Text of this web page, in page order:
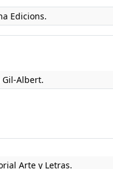
Edicions.
Gil-Albert.
Arte y Letras.